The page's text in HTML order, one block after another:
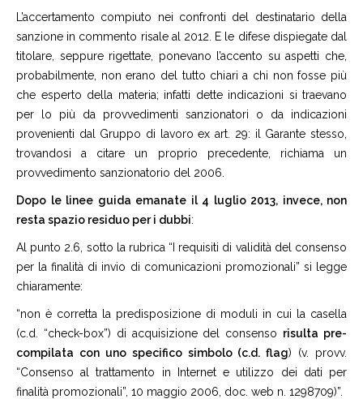
L’accertamento compiuto nei confronti del destinatario della
sanzione in commento risale al 2012. E le difese dispiegate dal
titolare, seppure rigettate, ponevano l’accento su aspetti che,
probabilmente, non erano del tutto chiari a chi non fosse più
che esperto della materia; infatti dette indicazioni si traevano
per lo più da provvedimenti sanzionatori o da indicazioni
provenienti dal Gruppo di lavoro ex art. 29: il Garante stesso,
trovandosi a citare un proprio precedente, richiama un
provvedimento sanzionatorio del 2006.
Dopo le linee guida emanate il 4 luglio 2013, invece, non
resta spazio residuo per i dubbi:
Al punto 2.6, sotto la rubrica “I requisiti di validità del consenso
per la finalità di invio di comunicazioni promozionali” si legge
chiaramente:
“non è corretta la predisposizione di moduli in cui la casella
(c.d. “check-box”) di acquisizione del consenso risulta pre-
compilata con uno specifico simbolo (c.d. flag) (v. provv.
“Consenso al trattamento in Internet e utilizzo dei dati per
finalità promozionali”, 10 maggio 2006, doc. web n. 1298709)”.